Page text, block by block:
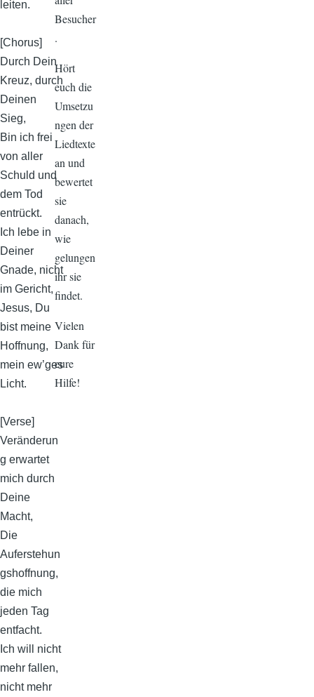
leiten.
[Chorus]
Durch Dein
Kreuz, durch
Deinen
Sieg,
Bin ich frei
von aller
Schuld und
dem Tod
entrückt.
Ich lebe in
Deiner
Gnade, nicht
im Gericht,
Jesus, Du
bist meine
Hoffnung,
mein ew’ges
Licht.
[Verse]
Veränderun
g erwartet
mich durch
Deine
Macht,
Die
Auferstehun
gshoffnung,
die mich
jeden Tag
entfacht.
Ich will nicht
mehr fallen,
nicht mehr
Besucher
.
Hört
euch die
Umsetzu
ngen der
Liedtexte
an und
bewertet
sie
danach,
wie
gelungen
ihr sie
findet.
Vielen
Dank für
eure
Hilfe!